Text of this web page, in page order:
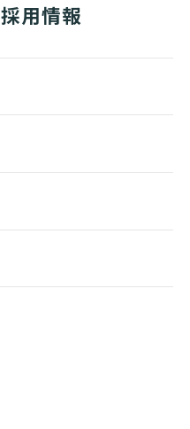
採用情報